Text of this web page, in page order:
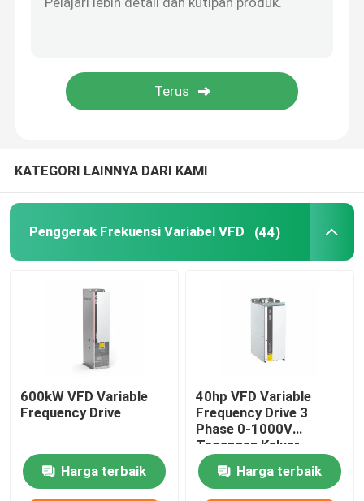
KATEGORI LAINNYA DARI KAMI
Penggerak Frekuensi Variabel VFD (44)
600kW VFD Variable
Frequency Drive
Harga terbaik
40hp VFD Variable
Frequency Drive 3
Phase 0-1000V
Tegangan Keluar
Harga terbaik